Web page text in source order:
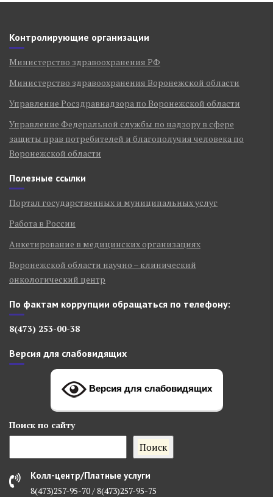
Контролирующие организации
Министерство здравоохранения РФ
Министерство здравоохранения Воронежской области
Управление Росздравнадзора по Воронежской области
Управление Федеральной службы по надзору в сфере
защиты прав потребителей и благополучия человека по
Воронежской области
Полезные ссылки
Портал государственных и муниципальных услуг
Работа в России
Анкетирование в медицинских организациях
Воронежской области научно – клинический
онкологический центр
По фактам коррупции обращаться по телефону:
8(473) 253-00-38
Версия для слабовидящих
Версия для слабовидящих
Поиск по сайту
Поиск
Колл-центр/Платные услуги
8(473)257-95-70 / 8(473)257-95-75